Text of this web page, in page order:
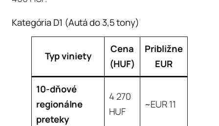
Kategória D1 (Autá do 3,5 tony)
Typ viniety
Cena
(HUF)
Približne
EUR
10-dňové
regionálne
preteky
4 270
HUF
~EUR 11